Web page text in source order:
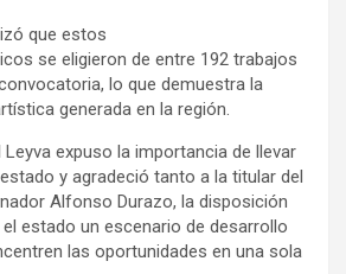
que estos
se eligieron de entre 192 trabajos
lo que demuestra la
generada en la región.
expuso la importancia de llevar
y agradeció tanto a la titular del
Alfonso Durazo, la disposición
estado un escenario de desarrollo
las oportunidades en una sola